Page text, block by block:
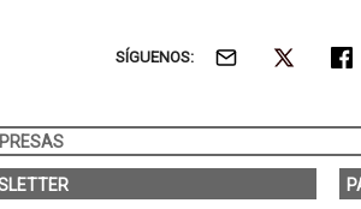
SÍGUENOS: